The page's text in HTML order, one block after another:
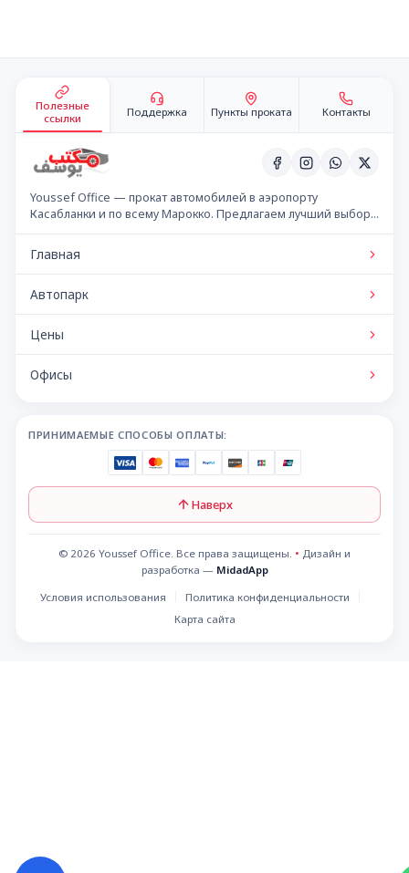
Полезные
ссылки
Поддержка Пункты проката Контакты
Youssef Office — прокат автомобилей в аэропорту
Касабланки и по всему Марокко. Предлагаем лучший выбор
Главная
Автопарк
Цены
Офисы
ПРИНИМАЕМЫЕ СПОСОБЫ ОПЛАТЫ:
Наверх
© 2026 Youssef Office. Все права защищены. • Дизайн и
разработка — MidadApp
Условия использования
Политика конфиденциальности
Карта сайта